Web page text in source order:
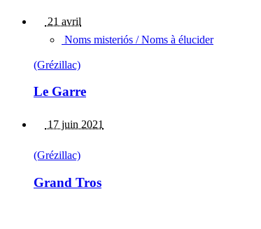
21 avril
Noms misteriós / Noms à élucider
(Grézillac)
Le Garre
17 juin 2021
(Grézillac)
Grand Tros